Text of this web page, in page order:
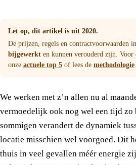
Let op, dit artikel is uit 2020.
De prijzen, regels en contractvoorwaarden
bijgewerkt en kunnen verouderd zijn.
onze actuele top 5 of lees de methodologie.
We werken met z’n allen nu al
vermoedelijk ook nog wel een tijd
sommigen verandert de dynamiek
locatie misschien wel voorgoed. Dit
thuis in veel gevallen méér energie